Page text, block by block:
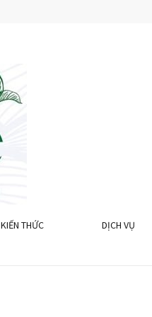
THÁI
KIẾN THỨC DỊCH VỤ